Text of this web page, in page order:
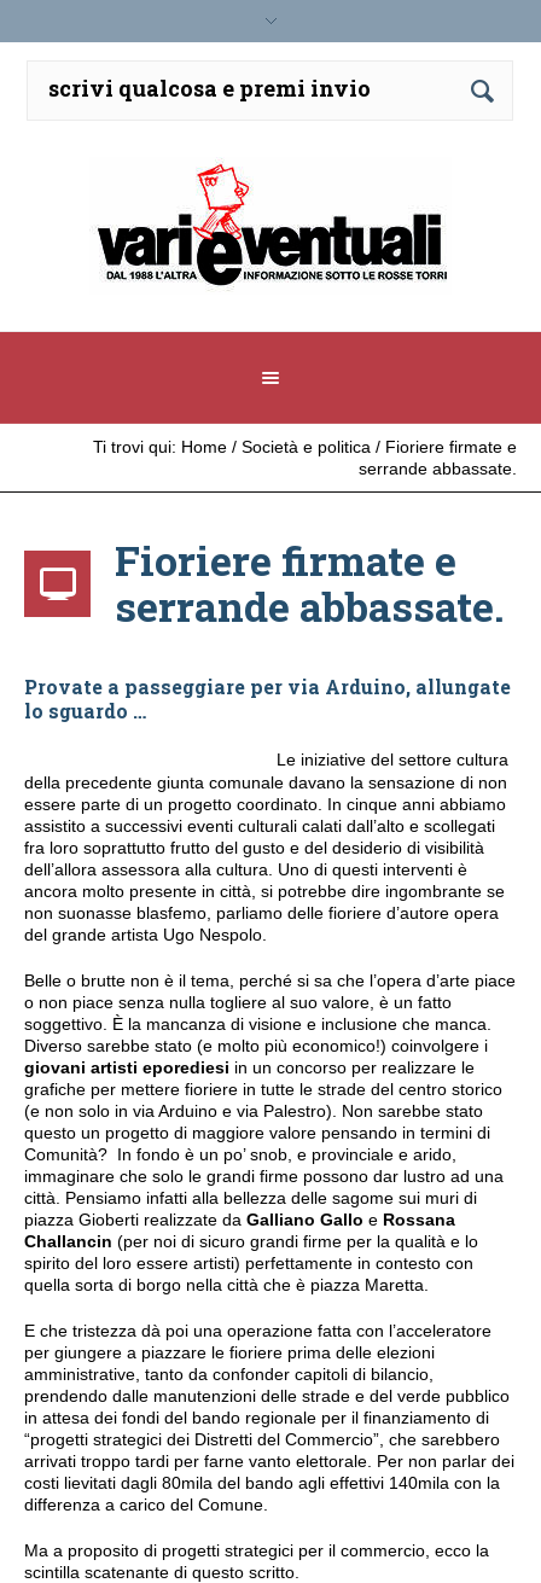
Ti trovi qui: Home / Società e politica / Fioriere firmate e
serrande abbassate.
Fioriere firmate e
serrande abbassate.
Provate a passeggiare per via Arduino, allungate
lo sguardo …
Le iniziative del settore cultura
della precedente giunta comunale davano la sensazione di non
essere parte di un progetto coordinato. In cinque anni abbiamo
assistito a successivi eventi culturali calati dall’alto e scollegati
fra loro soprattutto frutto del gusto e del desiderio di visibilità
dell’allora assessora alla cultura. Uno di questi interventi è
ancora molto presente in città, si potrebbe dire ingombrante se
non suonasse blasfemo, parliamo delle fioriere d’autore opera
del grande artista Ugo Nespolo.
Belle o brutte non è il tema, perché si sa che l’opera d’arte piace
o non piace senza nulla togliere al suo valore, è un fatto
soggettivo. È la mancanza di visione e inclusione che manca.
Diverso sarebbe stato (e molto più economico!) coinvolgere i
giovani artisti eporediesi in un concorso per realizzare le
grafiche per mettere fioriere in tutte le strade del centro storico
(e non solo in via Arduino e via Palestro). Non sarebbe stato
questo un progetto di maggiore valore pensando in termini di
Comunità? In fondo è un po’ snob, e provinciale e arido,
immaginare che solo le grandi firme possono dar lustro ad una
città. Pensiamo infatti alla bellezza delle sagome sui muri di
piazza Gioberti realizzate da Galliano Gallo e Rossana
Challancin (per noi di sicuro grandi firme per la qualità e lo
spirito del loro essere artisti) perfettamente in contesto con
quella sorta di borgo nella città che è piazza Maretta.
E che tristezza dà poi una operazione fatta con l’acceleratore
per giungere a piazzare le fioriere prima delle elezioni
amministrative, tanto da confonder capitoli di bilancio,
prendendo dalle manutenzioni delle strade e del verde pubblico
in attesa dei fondi del bando regionale per il finanziamento di
“progetti strategici dei Distretti del Commercio”, che sarebbero
arrivati troppo tardi per farne vanto elettorale. Per non parlar dei
costi lievitati dagli 80mila del bando agli effettivi 140mila con la
differenza a carico del Comune.
Ma a proposito di progetti strategici per il commercio, ecco la
scintilla scatenante di questo scritto.